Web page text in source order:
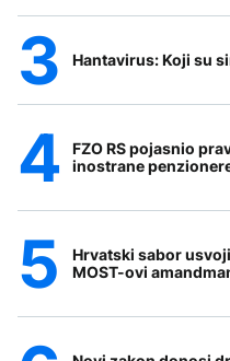
Hantavirus: Koji su
FZO RS pojasnio
inostrane
Hrvatski sabor
MOST-ovi